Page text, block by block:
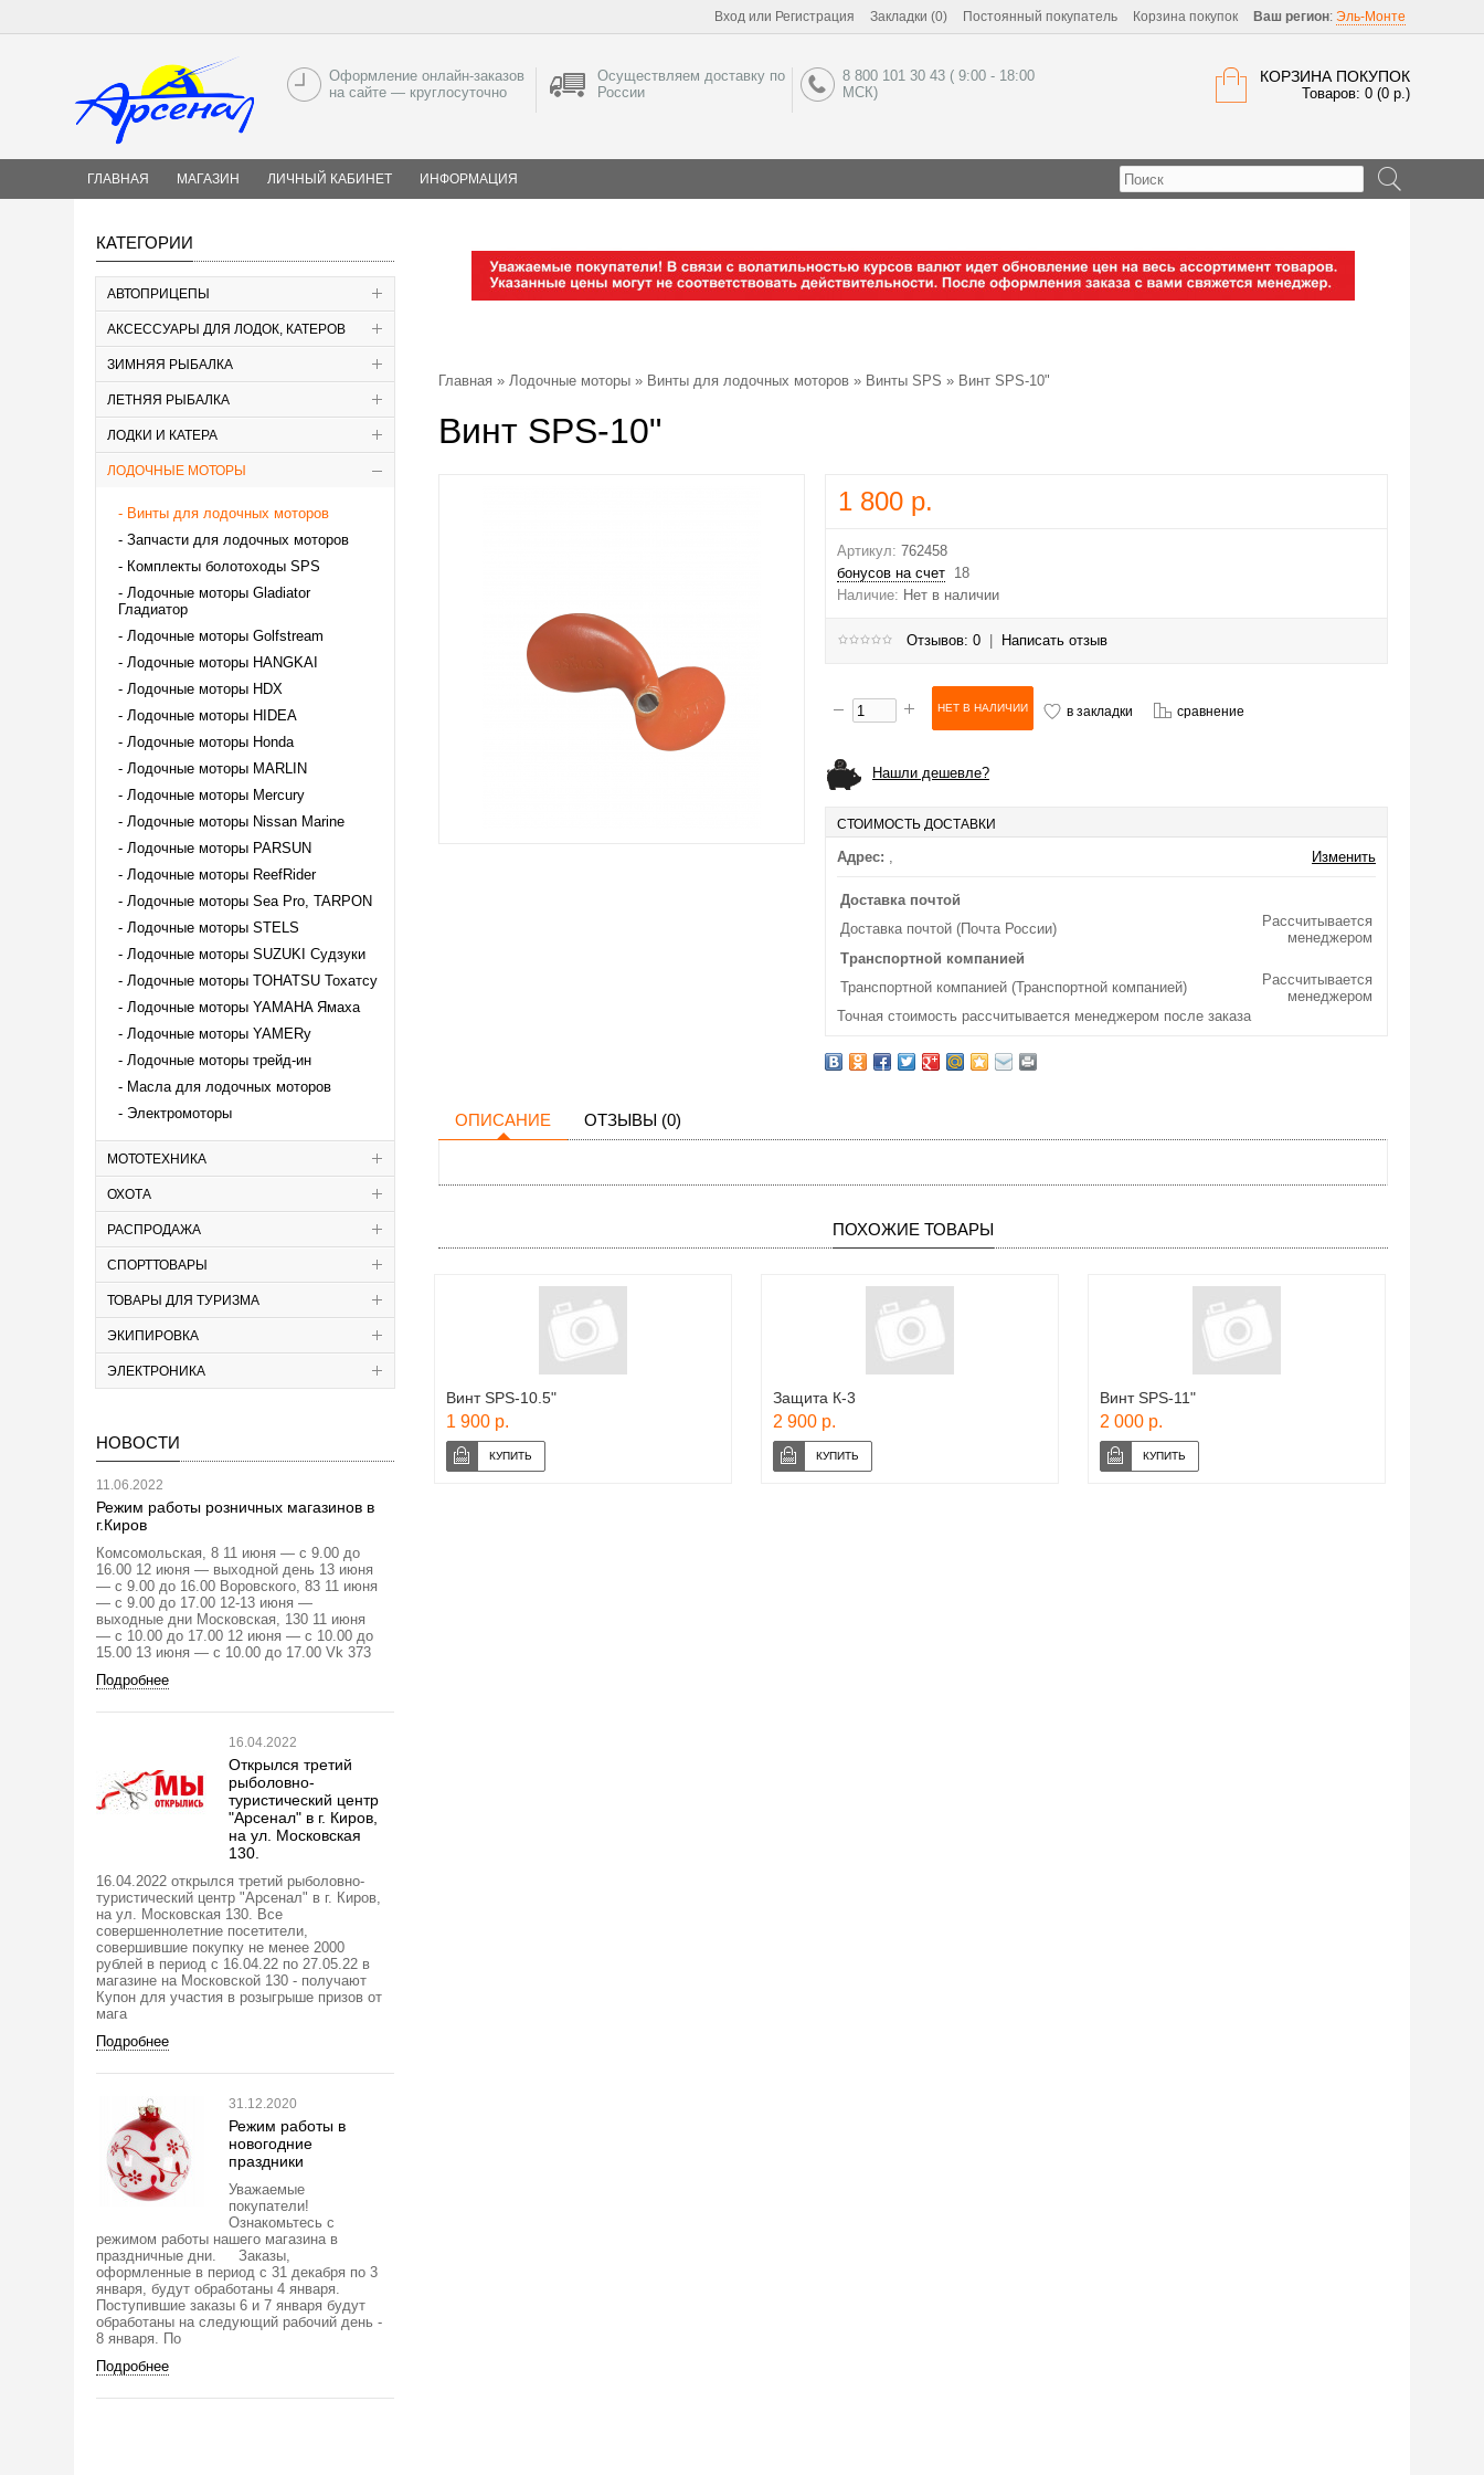
Вход или Регистрация Закладки (0) Постоянный покупатель Корзина покупок Ваш регион: Эль-Монте
КОРЗИНА ПОКУПОК
Товаров: 0 (0 р.)
Оформление онлайн-заказов
на сайте — круглосуточно
Осуществляем доставку по
России
8 800 101 30 43 ( 9:00 - 18:00
МСК)
ГЛАВНАЯ МАГАЗИН ЛИЧНЫЙ КАБИНЕТ ИНФОРМАЦИЯ
КАТЕГОРИИ
АВТОПРИЦЕПЫ
АКСЕССУАРЫ ДЛЯ ЛОДОК, КАТЕРОВ
ЗИМНЯЯ РЫБАЛКА
ЛЕТНЯЯ РЫБАЛКА
ЛОДКИ И КАТЕРА
ЛОДОЧНЫЕ МОТОРЫ
Винты для лодочных моторов
Запчасти для лодочных моторов
Комплекты болотоходы SPS
Лодочные моторы Gladiator
Гладиатор
Лодочные моторы Golfstream
Лодочные моторы HANGKAI
Лодочные моторы HDX
Лодочные моторы HIDEA
Лодочные моторы Honda
Лодочные моторы MARLIN
Лодочные моторы Mercury
Лодочные моторы Nissan Marine
Лодочные моторы PARSUN
Лодочные моторы ReefRider
Лодочные моторы Sea Pro, TARPON
Лодочные моторы STELS
Лодочные моторы SUZUKI Судзуки
Лодочные моторы TOHATSU Тохатсу
Лодочные моторы YAMAHA Ямаха
Лодочные моторы YAMERy
Лодочные моторы трейд-ин
Масла для лодочных моторов
Электромоторы
МОТОТЕХНИКА
ОХОТА
РАСПРОДАЖА
СПОРТТОВАРЫ
ТОВАРЫ ДЛЯ ТУРИЗМА
ЭКИПИРОВКА
ЭЛЕКТРОНИКА
НОВОСТИ
11.06.2022
Режим работы розничных магазинов в
г.Киров
Комсомольская, 8 11 июня — с 9.00 до
16.00 12 июня — выходной день 13 июня
— с 9.00 до 16.00 Воровского, 83 11 июня
— с 9.00 до 17.00 12-13 июня —
выходные дни Московская, 130 11 июня
— с 10.00 до 17.00 12 июня — с 10.00 до
15.00 13 июня — с 10.00 до 17.00 Vk 373
Подробнее
16.04.2022
Открылся третий
рыболовно-
туристический центр
"Арсенал" в г. Киров,
на ул. Московская
130.
16.04.2022 открылся третий рыболовно-
туристический центр "Арсенал" в г. Киров,
на ул. Московская 130. Все
совершеннолетние посетители,
совершившие покупку не менее 2000
рублей в период с 16.04.22 по 27.05.22 в
магазине на Московской 130 - получают
Купон для участия в розыгрыше призов от
мага
Подробнее
31.12.2020
Режим работы в
новогодние
праздники
Уважаемые
покупатели!
Ознакомьтесь с
режимом работы нашего магазина в
праздничные дни. Заказы,
оформленные в период с 31 декабря по 3
января, будут обработаны 4 января.
Поступившие заказы 6 и 7 января будут
обработаны на следующий рабочий день -
8 января. По
Подробнее
Главная » Лодочные моторы » Винты для лодочных моторов » Винты SPS » Винт SPS-10"
Винт SPS-10"
1 800 р.
Артикул: 762458
бонусов на счет 18
Наличие: Нет в наличии
Отзывов: 0 Написать отзыв
в закладки сравнение
Нашли дешевле?
СТОИМОСТЬ ДОСТАВКИ
Адрес: , Изменить
Доставка почтой
Доставка почтой (Почта России)
Рассчитывается
менеджером
Транспортной компанией
Транспортной компанией (Транспортной компанией)
Рассчитывается
менеджером
Точная стоимость рассчитывается менеджером после заказа
ОПИСАНИЕ ОТЗЫВЫ (0)
ПОХОЖИЕ ТОВАРЫ
Винт SPS-10.5"
1 900 р.
Защита К-3
2 900 р.
Винт SPS-11"
2 000 р.